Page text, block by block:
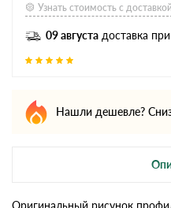
Узнать стоимость с доставкой
09 августа доставка
Нашли дешевле?
Оригинальный рисунок